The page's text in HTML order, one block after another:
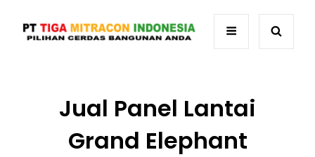
Jual Panel Lantai
Grand Elephant